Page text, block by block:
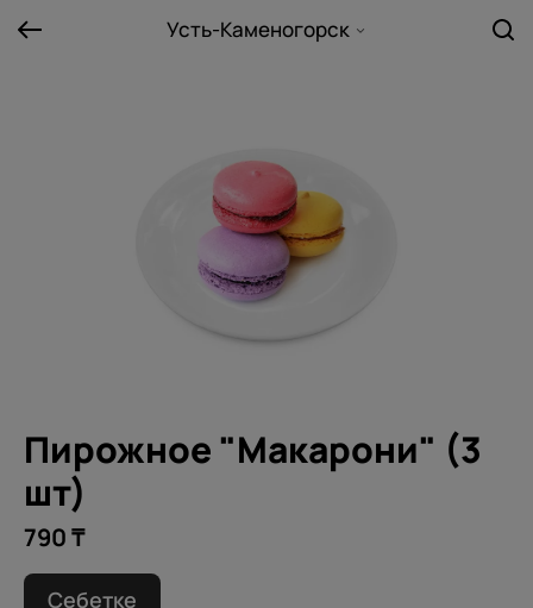
Усть-Каменогорск
Пирожное "Макарони" (3
шт)
790 ₸
Себетке